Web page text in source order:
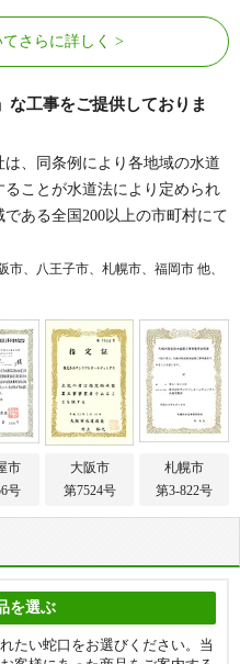
さらに詳しく
な工事をご提供しておりま
、同条例により各地域の水道
ことが水道法により定められ
ある全国200以上の市町村にて
、八王子市、札幌市、福岡市 他、
市
号
大阪市
第7524号
札幌市
第3-822号
を選ぶ
たい蛇口をお選びください。当